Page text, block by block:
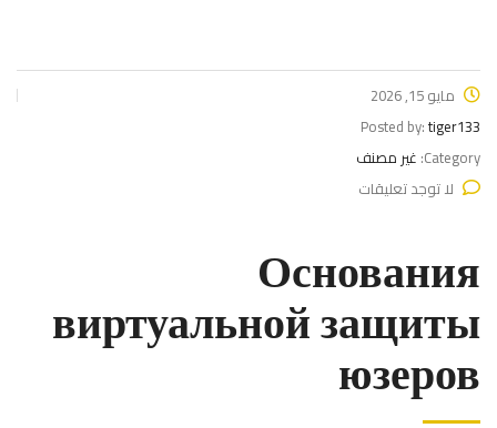
مايو 15, 2026
Posted by:tiger133
Category: غير مصنف
لا توجد تعليقات
Основания
виртуальной защиты
юзеров